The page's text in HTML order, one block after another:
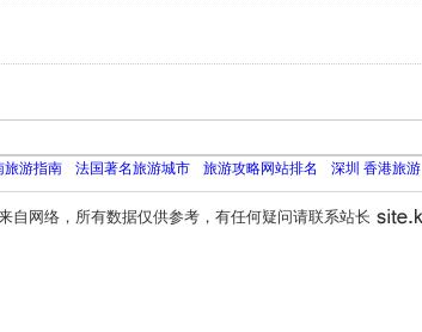
旅游指南 法国著名旅游城市 旅游攻略网站排名 深圳 香港旅游
自网络，所有数据仅供参考，有任何疑问请联系站长